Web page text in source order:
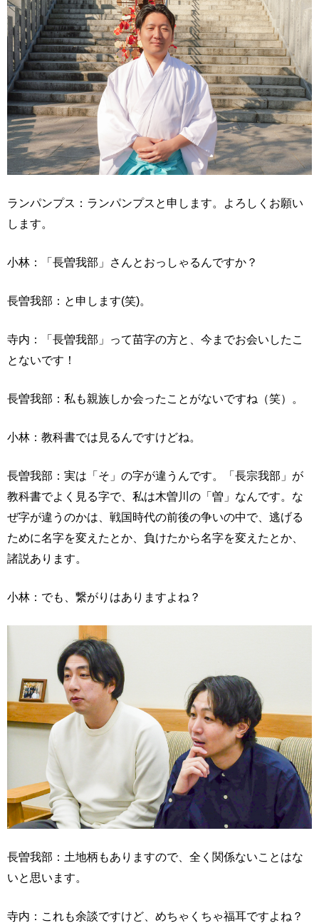
ランパンプス：ランパンプスと申します。よろしくお願い
します。
小林：「長曽我部」さんとおっしゃるんですか？
長曽我部：と申します(笑)。
寺内：「長曽我部」って苗字の方と、今までお会いしたこ
とないです！
長曽我部：私も親族しか会ったことがないですね（笑）。
小林：教科書では見るんですけどね。
長曽我部：実は「そ」の字が違うんです。「長宗我部」が
教科書でよく見る字で、私は木曽川の「曽」なんです。な
ぜ字が違うのかは、戦国時代の前後の争いの中で、逃げる
ために名字を変えたとか、負けたから名字を変えたとか、
諸説あります。
小林：でも、繋がりはありますよね？
長曽我部：土地柄もありますので、全く関係ないことはな
いと思います。
寺内：これも余談ですけど、めちゃくちゃ福耳ですよね？